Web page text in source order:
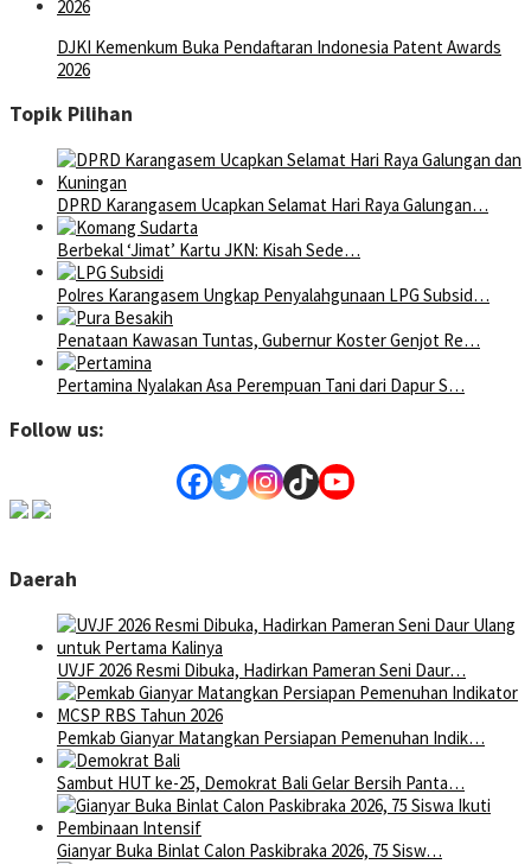
DJKI Kemenkum Buka Pendaftaran Indonesia Patent Awards
2026
Topik Pilihan
DPRD Karangasem Ucapkan Selamat Hari Raya Galungan…
Berbekal ‘Jimat’ Kartu JKN: Kisah Sede…
Polres Karangasem Ungkap Penyalahgunaan LPG Subsid…
Penataan Kawasan Tuntas, Gubernur Koster Genjot Re…
Pertamina Nyalakan Asa Perempuan Tani dari Dapur S…
Follow us:
Daerah
UVJF 2026 Resmi Dibuka, Hadirkan Pameran Seni Daur…
Pemkab Gianyar Matangkan Persiapan Pemenuhan Indik…
Sambut HUT ke-25, Demokrat Bali Gelar Bersih Panta…
Gianyar Buka Binlat Calon Paskibraka 2026, 75 Sisw…